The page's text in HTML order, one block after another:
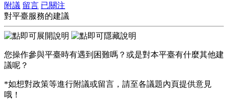
附議 留言 已關注
對平臺服務的建議
您操作參與平臺時有遇到困難嗎？或是對本平臺有什麼其他建
議呢？
*如想對政策等進行附議或留言，請至各議題內頁提供意見
哦！